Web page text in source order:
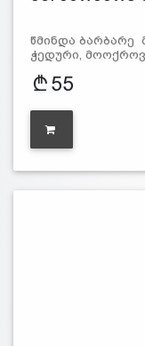
წმინდა ბარბარე
ჭედური,
55